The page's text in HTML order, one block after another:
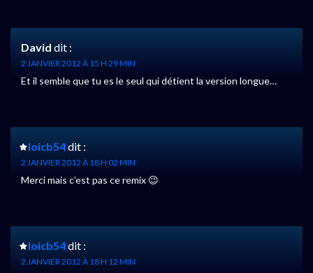
David dit :
2 JANVIER 2012 À 15 H 29 MIN
Et il semble que tu es le seul qui détient la version longue…
loicb54dit :
2 JANVIER 2012 À 18 H 02 MIN
Merci mais c’est pas ce remix 😉
loicb54dit :
2 JANVIER 2012 À 18 H 12 MIN